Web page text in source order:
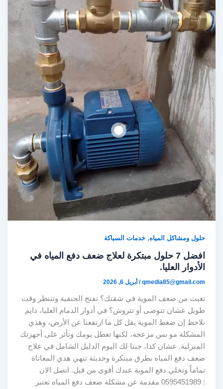
حلول ومشاكل المياه,خدمات السباكة
افضل 7 حلول مبتكرة لعلاج ضعف دفع المياه في
الأدوار العليا.
qmedia85@gmail.com
/أبريل 6, 2026
تعبت من ضعف الموية في شقتك؟ تفتح الحنفية وتنتظر وقت
طويل عشان تتوضى أو تتروش؟ في أدوار الدمام العليا، دايم
نلاحظ إن ضغط الموية يقل كل ما ارتفعنا عن الأرض، وهذي
المشكلة مو بس مزعجة، لكنها تعطل يومك وتأثر على أجهزتك
المنزلية. عشان كذا، جبنا لك اليوم الدليل الشامل في علاج
ضعف دفع المياه بطرق مبتكرة وحديثة تنهي هذي المعاناة
تماماً وتخلي دفع الموية عندك أقوى من قبل. اتصل الان
: 0595451989 مقدمة عن مشكلة ضعف دفع المياه تعتبر